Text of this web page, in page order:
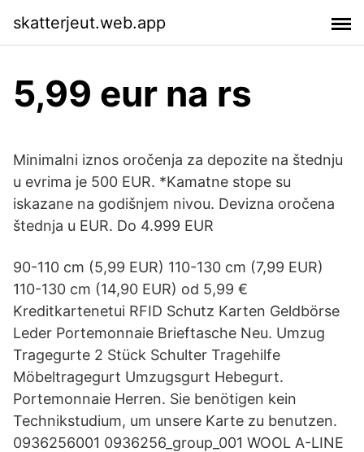
skatterjeut.web.app
5,99 eur na rs
Minimalni iznos oročenja za depozite na štednju
u evrima je 500 EUR. *Kamatne stope su
iskazane na godišnjem nivou. Devizna oročena
štednja u EUR. Do 4.999 EUR
90-110 cm (5,99 EUR) 110-130 cm (7,99 EUR)
110-130 cm (14,90 EUR) od 5,99 €
Kreditkartenetui RFID Schutz Karten Geldbörse
Leder Portemonnaie Brieftasche Neu. Umzug
Tragegurte 2 Stück Schulter Tragehilfe
Möbeltragegurt Umzugsgurt Hebegurt.
Portemonnaie Herren. Sie benötigen kein
Technikstudium, um unsere Karte zu benutzen.
0936256001 0936256_group_001 WOOL A-LINE